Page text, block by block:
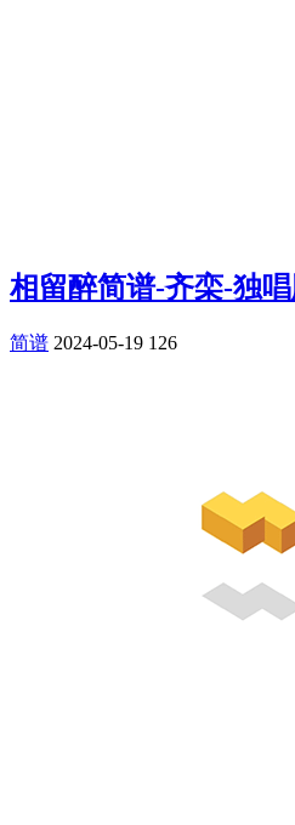
相留醉简谱-齐栾-独
简谱 2024-05-19 126